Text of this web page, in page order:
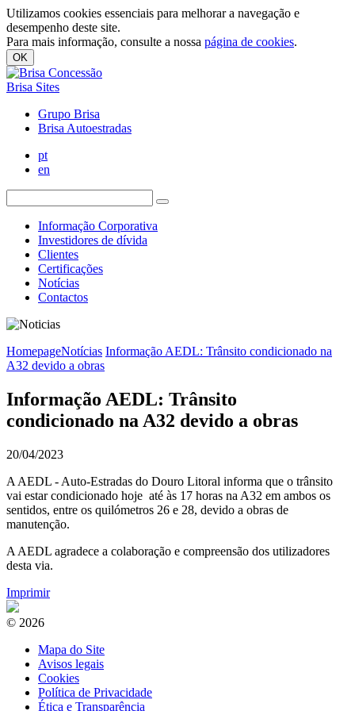
Utilizamos cookies essenciais para melhorar a navegação e
desempenho deste site.
Para mais informação, consulte a nossa página de cookies.
OK
Brisa Sites
Grupo Brisa
Brisa Autoestradas
pt
en
Informação Corporativa
Investidores de dívida
Clientes
Certificações
Notícias
Contactos
HomepageNotícias Informação AEDL: Trânsito condicionado na
A32 devido a obras
Informação AEDL: Trânsito
condicionado na A32 devido a obras
20/04/2023
A AEDL - Auto-Estradas do Douro Litoral informa que o trânsito
vai estar condicionado hoje até às 17 horas na A32 em ambos os
sentidos, entre os quilómetros 26 e 28, devido a obras de
manutenção.
A AEDL agradece a colaboração e compreensão dos utilizadores
desta via.
Imprimir
© 2026
Mapa do Site
Avisos legais
Cookies
Política de Privacidade
Ética e Transparência